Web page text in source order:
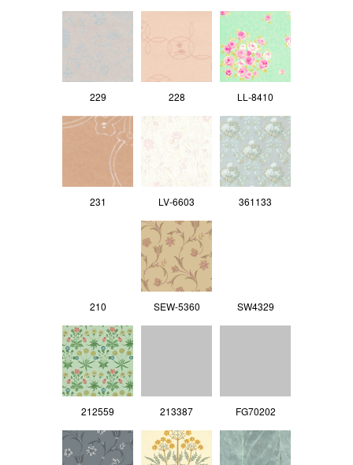
229 228 LL‐8410
231 LV‐6603 361133
210 SEW-5360 SW4329
212559 213387 FG70202